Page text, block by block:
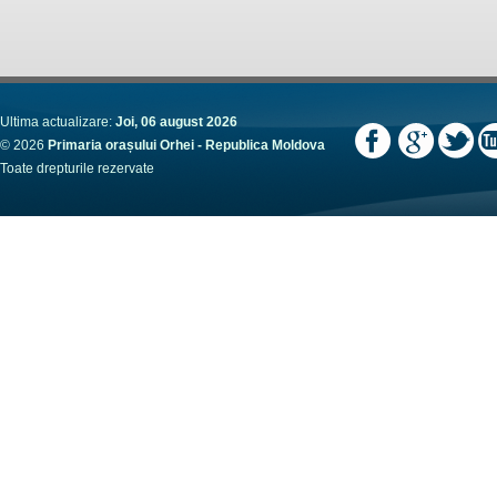
Ultima actualizare: Joi, 06 august 2026
© 2026 Primaria orașului Orhei - Republica Moldova
Toate drepturile rezervate